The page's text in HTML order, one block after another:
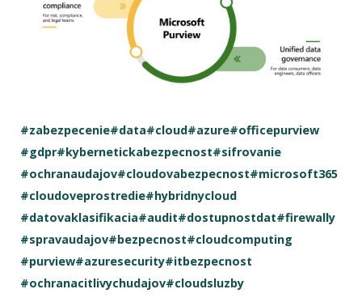
#zabezpecenie#data#cloud#azure#officepurview
#gdpr#kybernetickabezpecnost#sifrovanie
#ochranaudajov#cloudovabezpecnost#microsoft365
#cloudoveprostredie#hybridnycloud
#datovaklasifikacia#audit#dostupnostdat#firewally
#spravaudajov#bezpecnost#cloudcomputing
#purview#azuresecurity#itbezpecnost
#ochranacitlivychudajov#cloudsluzby